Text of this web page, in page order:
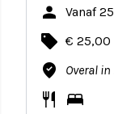
person Vanaf
local_offer € 25,00
where_to_vote Overal
restaurant bed